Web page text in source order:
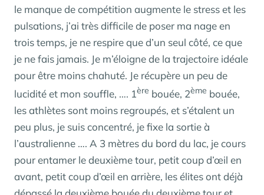
le manque de compétition augmente le stress et les
pulsations, j’ai très difficile de poser ma nage en
trois temps, je ne respire que d’un seul côté, ce que
je ne fais jamais. Je m’éloigne de la trajectoire idéale
pour être moins chahuté. Je récupère un peu de
lucidité et mon souffle, …. 1ère bouée, 2ème bouée,
les athlètes sont moins regroupés, et s’étalent un
peu plus, je suis concentré, je fixe la sortie à
l’australienne …. A 3 mètres du bord du lac, je cours
pour entamer le deuxième tour, petit coup d’œil en
avant, petit coup d’œil en arrière, les élites ont déjà